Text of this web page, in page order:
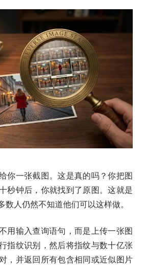
你一张截图。这是真的吗？你把图
秒钟后，你就找到了原图。这就是
数人仍然不知道他们可以这样做。
用输入查询语句，而是上传一张图
指纹识别，然后将指纹与数十亿张
，并返回所有包含相同或近似图片